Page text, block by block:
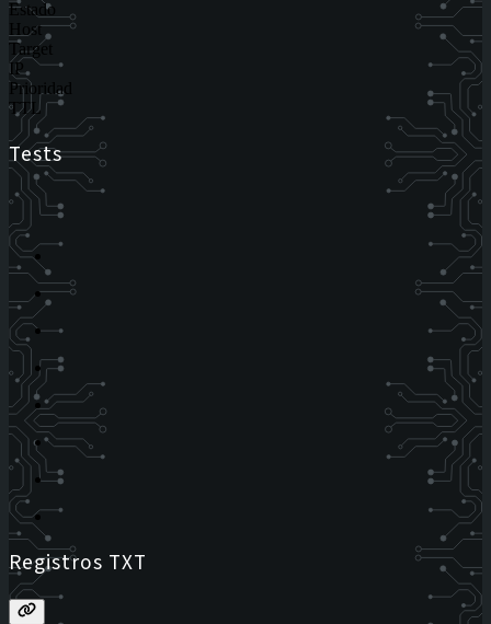
Estado
Host
Target
IP
Prioridad
TTL
Tests
Registros TXT